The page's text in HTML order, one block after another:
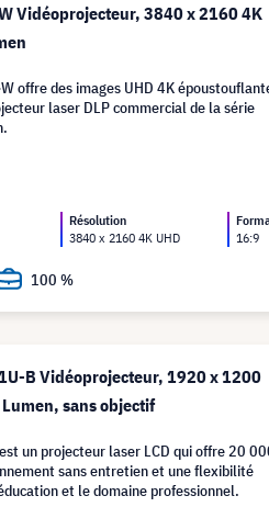
Vidéoprojecteur, 3840 x 2160 4K
offre des images UHD 4K
laser DLP commercial de la série
Résolution
3840 x 2160 4K UHD
16:9
100 %
B Vidéoprojecteur, 1920 x 1200
sans objectif
un projecteur laser LCD qui offre 20
sans entretien et une flexibilité
et le domaine professionnel.